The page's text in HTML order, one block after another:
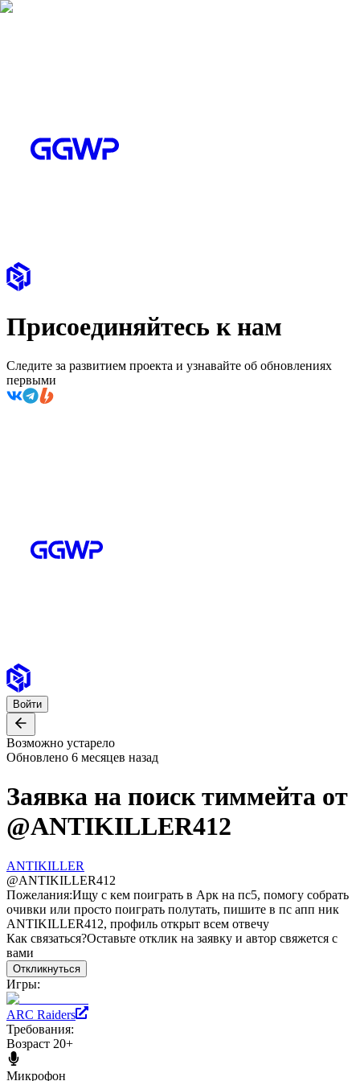
Присоединяйтесь к нам
Следите за развитием проекта и узнавайте об обновлениях
первыми
Войти
Возможно устарело
Обновлено 6 месяцев назад
Заявка на поиск тиммейта от
@ANTIKILLER412
ANTIKILLER
@ANTIKILLER412
Пожелания:Ищу с кем поиграть в Арк на пс5, помогу собрать
очивки или просто поиграть полутать, пишите в пс апп ник
ANTIKILLER412, профиль открыт всем отвечу
Как связаться?Оставьте отклик на заявку и автор свяжется с
вами
Откликнуться
Игры:
ARC Raiders
Требования:
Возраст 20+
Микрофон